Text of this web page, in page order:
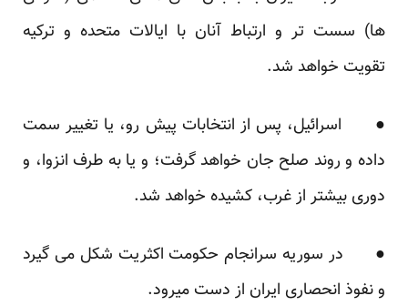
ها) سست تر و ارتباط آنان با ایالات متحده و ترکیه
تقویت خواهد شد.
● اسرائیل، پس از انتخابات پیش رو، یا تغییر سمت
داده و روند صلح جان خواهد گرفت؛ و یا به طرف انزوا، و
دوری بیشتر از غرب، کشیده خواهد شد.
● در سوریه سرانجام حکومت اکثریت شکل می گیرد
و نفوذ انحصاری ایران از دست میرود.